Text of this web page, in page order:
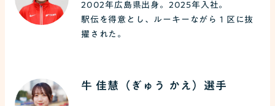
2002年広島県出身。2025年入社。
駅伝を得意とし、ルーキーながら１区に抜
擢された。
牛 佳慧（ぎゅう かえ）選手